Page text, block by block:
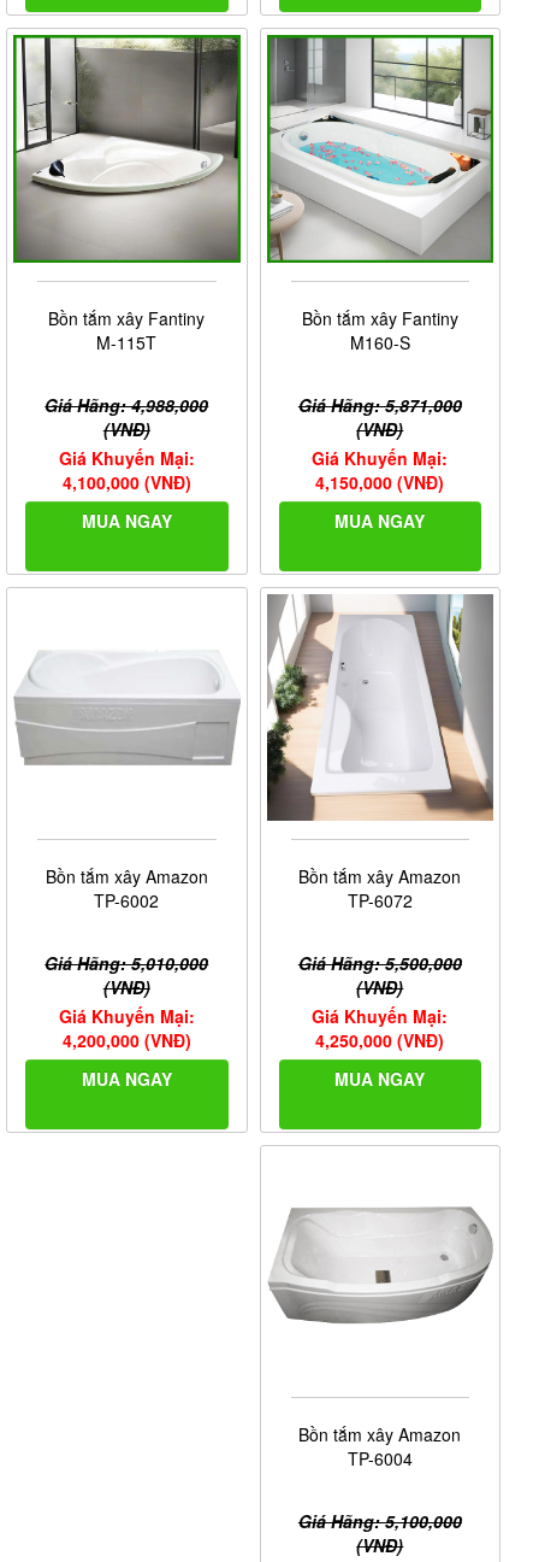
Bồn tắm xây Fantiny
M-115T
Giá Hãng: 4,988,000
(VNĐ)
Giá Khuyến Mại:
4,100,000 (VNĐ)
MUA NGAY
Bồn tắm xây Fantiny
M160-S
Giá Hãng: 5,871,000
(VNĐ)
Giá Khuyến Mại:
4,150,000 (VNĐ)
MUA NGAY
Bồn tắm xây Amazon
TP-6002
Giá Hãng: 5,010,000
(VNĐ)
Giá Khuyến Mại:
4,200,000 (VNĐ)
MUA NGAY
Bồn tắm xây Amazon
TP-6072
Giá Hãng: 5,500,000
(VNĐ)
Giá Khuyến Mại:
4,250,000 (VNĐ)
MUA NGAY
Bồn tắm xây Amazon
TP-6004
Giá Hãng: 5,100,000
(VNĐ)